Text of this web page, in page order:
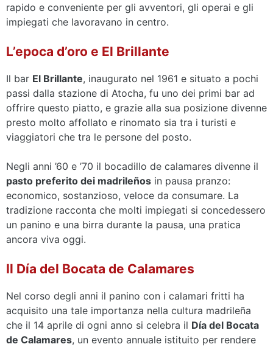
rapido e conveniente per gli avventori, gli operai e gli
impiegati che lavoravano in centro.
L’epoca d’oro e El Brillante
Il bar El Brillante, inaugurato nel 1961 e situato a pochi
passi dalla stazione di Atocha, fu uno dei primi bar ad
offrire questo piatto, e grazie alla sua posizione divenne
presto molto affollato e rinomato sia tra i turisti e
viaggiatori che tra le persone del posto.
Negli anni ’60 e ’70 il bocadillo de calamares divenne il
pasto preferito dei madrileños in pausa pranzo:
economico, sostanzioso, veloce da consumare. La
tradizione racconta che molti impiegati si concedessero
un panino e una birra durante la pausa, una pratica
ancora viva oggi.
Il Día del Bocata de Calamares
Nel corso degli anni il panino con i calamari fritti ha
acquisito una tale importanza nella cultura madrileña
che il 14 aprile di ogni anno si celebra il Día del Bocata
de Calamares, un evento annuale istituito per rendere